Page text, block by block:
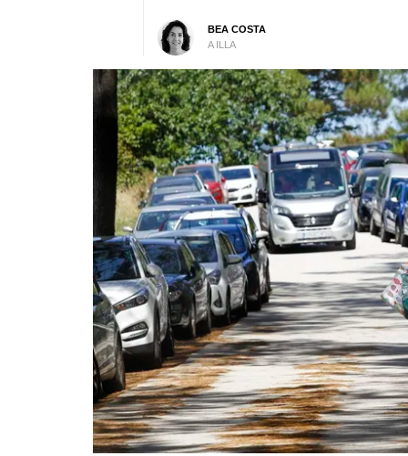
BEA COSTA
A ILLA